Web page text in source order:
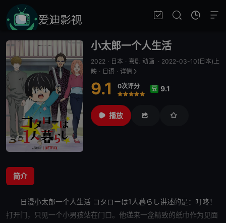
小太郎一个人生活
2022 · 日本 · 喜剧 动画 · 2022-03-10(日本)上
映 · 日语 · 详情
9.1 0次评分
很差较差
还行推荐力荐
豆 9.1
播放
简介
日漫小太郎一个人生活 コタローは1人暮らし讲述的是：叮咚！
打开门，只见一个小男孩站在门口。他递来一盒精致的纸巾作为见面